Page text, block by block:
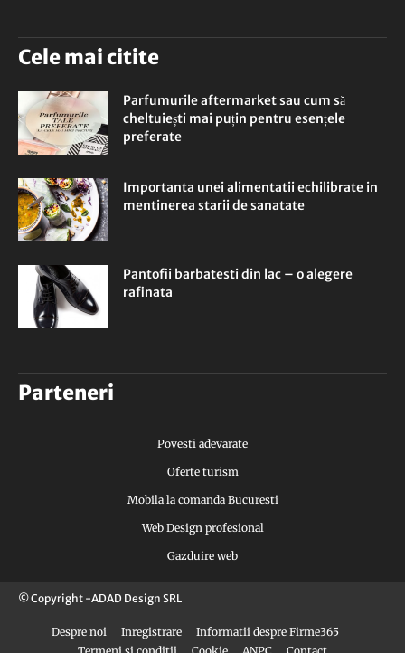
Cele mai citite
Parfumurile aftermarket sau cum să
cheltuiești mai puțin pentru esențele
preferate
Importanta unei alimentatii echilibrate in
mentinerea starii de sanatate
Pantofii barbatesti din lac – o alegere
rafinata
Parteneri
Povesti adevarate
Oferte turism
Mobila la comanda Bucuresti
Web Design profesional
Gazduire web
© Copyright -ADAD Design SRL
Despre noi Inregistrare
Informatii despre Firme365